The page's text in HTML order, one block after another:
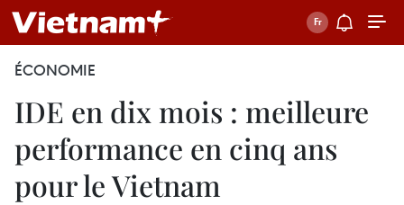
ÉCONOMIE
IDE en dix mois : meilleure
performance en cinq ans
pour le Vietnam